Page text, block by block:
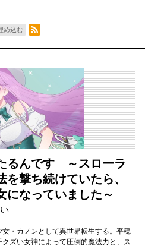
め込む
RSSフィード
るんです ～スローラ
撃ち続けていたら、
になっていました～
・カノンとして異世界転生する。平穏
ズい女神によって圧倒的魔法力と、ス